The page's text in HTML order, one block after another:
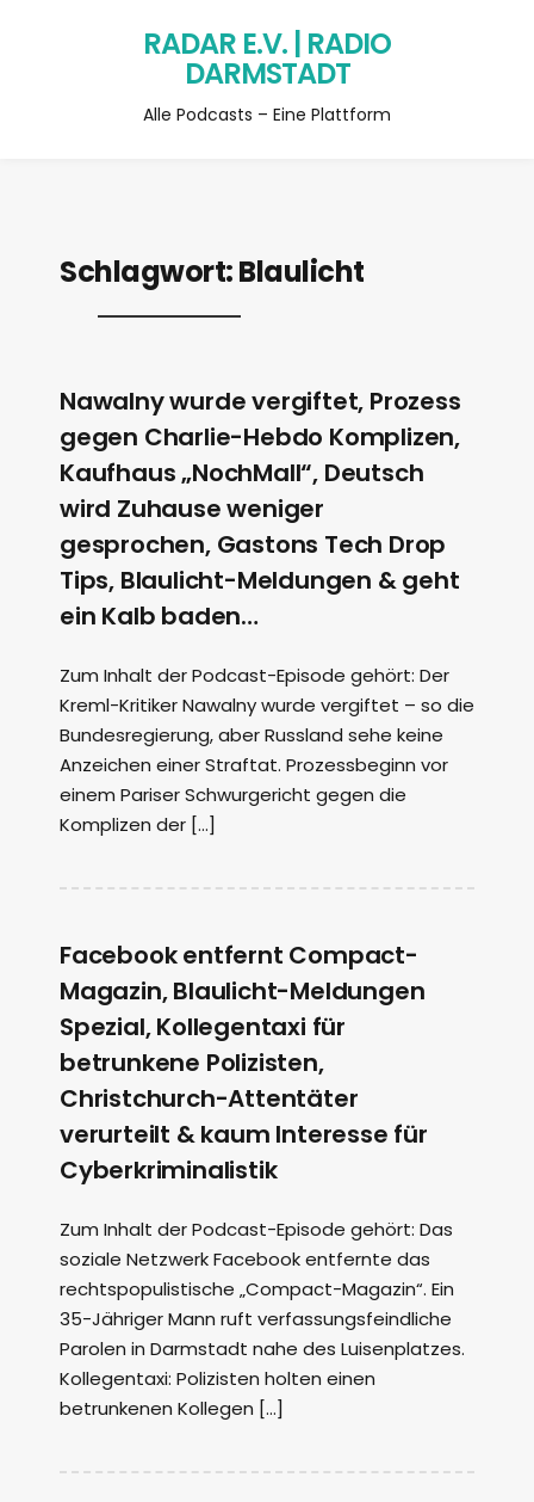
RADAR E.V. | RADIO
DARMSTADT
Alle Podcasts – Eine Plattform
Schlagwort:Blaulicht
Nawalny wurde vergiftet, Prozess
gegen Charlie-Hebdo Komplizen,
Kaufhaus „NochMall“, Deutsch
wird Zuhause weniger
gesprochen, Gastons Tech Drop
Tips, Blaulicht-Meldungen & geht
ein Kalb baden…
Zum Inhalt der Podcast-Episode gehört: Der
Kreml-Kritiker Nawalny wurde vergiftet – so die
Bundesregierung, aber Russland sehe keine
Anzeichen einer Straftat. Prozessbeginn vor
einem Pariser Schwurgericht gegen die
Komplizen der […]
Facebook entfernt Compact-
Magazin, Blaulicht-Meldungen
Spezial, Kollegentaxi für
betrunkene Polizisten,
Christchurch-Attentäter
verurteilt & kaum Interesse für
Cyberkriminalistik
Zum Inhalt der Podcast-Episode gehört: Das
soziale Netzwerk Facebook entfernte das
rechtspopulistische „Compact-Magazin“. Ein
35-Jähriger Mann ruft verfassungsfeindliche
Parolen in Darmstadt nahe des Luisenplatzes.
Kollegentaxi: Polizisten holten einen
betrunkenen Kollegen […]